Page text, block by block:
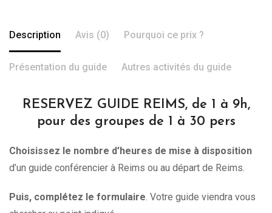
Description Avis (0) Pourquoi ce prix ?
Présentation du guide Autres activités du guide
RESERVEZ GUIDE REIMS, de 1 à 9h,
pour des groupes de 1 à 30 pers
Choisissez le nombre d’heures de mise à disposition
d’un guide conférencier à Reims ou au départ de Reims.
Puis, complétez le formulaire . Votre guide viendra vous